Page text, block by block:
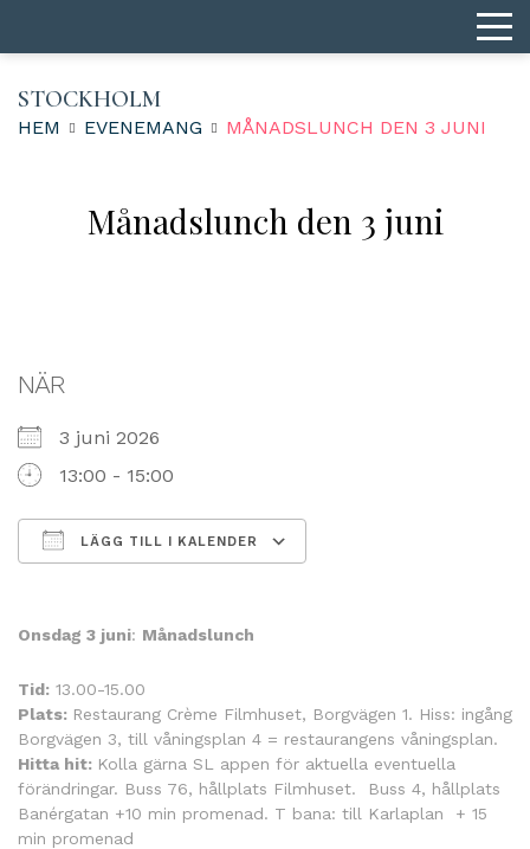
STOCKHOLM
HEM EVENEMANG MÅNADSLUNCH DEN 3 JUNI
Månadslunch den 3 juni
NÄR
3 juni 2026
13:00 - 15:00
LÄGG TILL I KALENDER
Onsdag 3 juni: Månadslunch
Tid: 13.00-15.00
Plats: Restaurang Crème Filmhuset, Borgvägen 1. Hiss: ingång
Borgvägen 3, till våningsplan 4 = restaurangens våningsplan.
Hitta hit: Kolla gärna SL appen för aktuella eventuella
förändringar. Buss 76, hållplats Filmhuset. Buss 4, hållplats
Banérgatan +10 min promenad. T bana: till Karlaplan + 15
min promenad